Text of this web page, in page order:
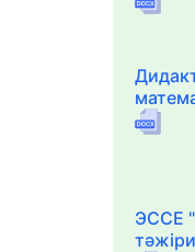
ЭССЕ